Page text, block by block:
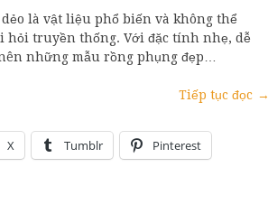
là vật liệu phổ biến và không thể
truyền thống. Với đặc tính nhẹ, dễ
những mẫu rồng phụng đẹp…
Tiếp tục đọc →
X Tumblr Pinterest